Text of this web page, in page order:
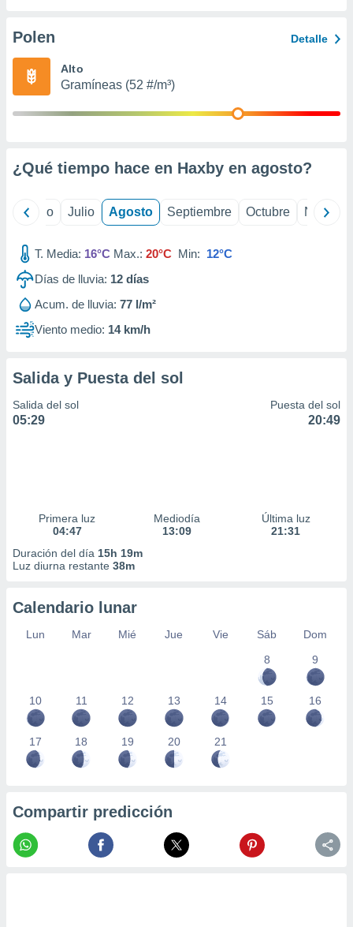
e
mediante
de
Polen Detalle
Alto
Gramíneas (52 #/m³)
¿Qué tiempo hace en Haxby en agosto?
Junio Julio Agosto Septiembre Octubre
T. Media: 16°C Max.: 20°C Min: 12°C
Días de lluvia: 12 días
Acum. de lluvia: 77 l/m²
Viento medio: 14 km/h
Salida y Puesta del sol
Salida del sol
05:29
Puesta del sol
20:49
Primera luz
04:47
Mediodía
13:09
Última luz
21:31
Duración del día 15h 19m
Luz diurna restante 38m
Calendario lunar
Lun Mar Mié Jue Vie Sáb
Dom
8
9
10 11 12 13 14 15 16
17 18 19 20 21
Compartir predicción